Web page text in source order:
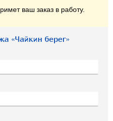
ваш заказ в работу.
«Чайкин берег»